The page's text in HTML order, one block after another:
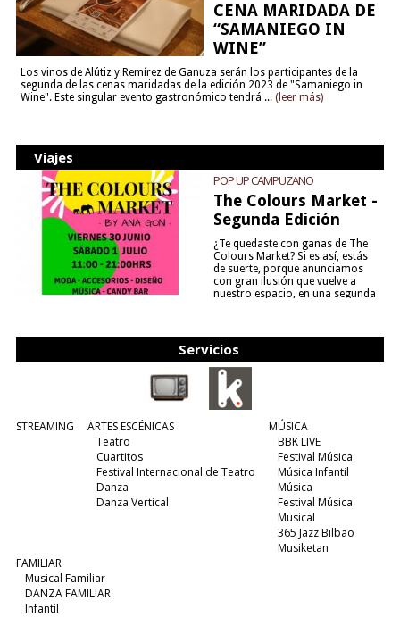
CENA MARIDADA DE
“SAMANIEGO IN
WINE”
Los vinos de Alútiz y Remírez de Ganuza serán los participantes de la
segunda de las cenas maridadas de la edición 2023 de "Samaniego in
Wine". Este singular evento gastronómico tendrá ... (leer más)
Viajes
POP UP CAMPUZANO
The Colours Market -
Segunda Edición
¿Te quedaste con ganas de The
Colours Market? Si es así, estás
de suerte, porque anunciamos
con gran ilusión que vuelve a
nuestro espacio, en una segunda
Servicios
STREAMING
ARTES ESCÉNICAS
Teatro
Cuartitos
Festival Internacional de Teatro
Danza
Danza Vertical
MÚSICA
BBK LIVE
Festival Música
Música Infantil
Música
Festival Música
Musical
365 Jazz Bilbao
Musiketan
FAMILIAR
Musical Familiar
DANZA FAMILIAR
Infantil